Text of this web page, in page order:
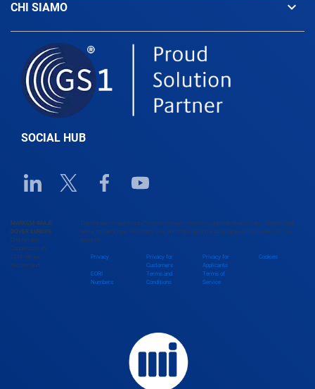
CHI SIAMO keyboard_arrow_down
SOCIAL HUB
Linkedin URL link
Twitter URL linkFacebook URL link
Youtube URL link
MARKEM-IMAJE
DOVER EUROPE
Chemin des
Coquelicots 16
1214 Vernier
Switzerland
The Markem-Imaje Group (“Markem-Imaje”) respects your individual privacy. Please read
below to check how we collect, use, and share personal data obtained from users on this
website.
Privacy
Privacy for
Customers
Privacy for
Applicants
Cookies
EORI
Numbers
Terms and
Conditions
Terms of
Service